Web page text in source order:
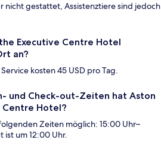
nicht gestattet, Assistenztiere sind jedoch
Executive Centre Hotel
an?
kosten 45 USD pro Tag.
und Check-out-Zeiten hat Aston
Centre Hotel?
Zeiten möglich: 15:00 Uhr–
ist um 12:00 Uhr.